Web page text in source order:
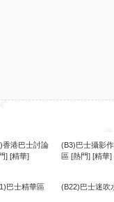
香港巴士討論
] [精華]
(B3)巴士攝影
區 [熱門] [精華]
巴士精華區 (B22)巴士迷吹